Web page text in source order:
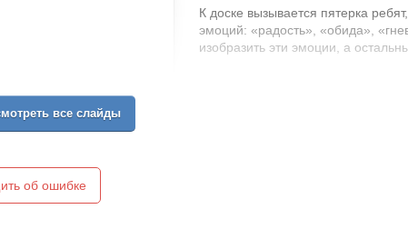
К доске вызывается пятерка
эмоций: «радость», «обида»,
изобразить эти эмоции, а
все слайды
об ошибке